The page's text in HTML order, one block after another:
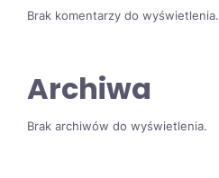
Brak komentarzy do wyświetlenia.
Archiwa
Brak archiwów do wyświetlenia.